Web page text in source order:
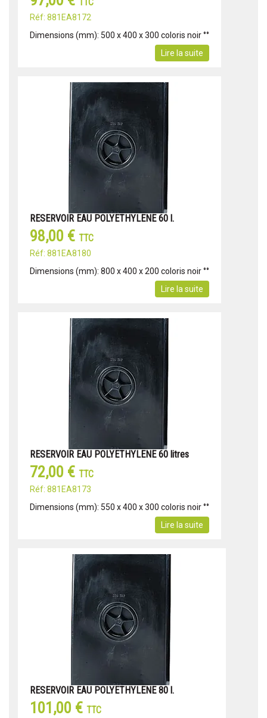
TTC
Réf: 881EA8172
Dimensions (mm): 500 x 400 x 300 coloris noir °°
Lire la suite
RESERVOIR EAU POLYETHYLENE 60 l.
98,00 € TTC
Réf: 881EA8180
Dimensions (mm): 800 x 400 x 200 coloris noir °°
Lire la suite
RESERVOIR EAU POLYETHYLENE 60 litres
72,00 € TTC
Réf: 881EA8173
Dimensions (mm): 550 x 400 x 300 coloris noir °°
Lire la suite
RESERVOIR EAU POLYETHYLENE 80 l.
101,00 € TTC